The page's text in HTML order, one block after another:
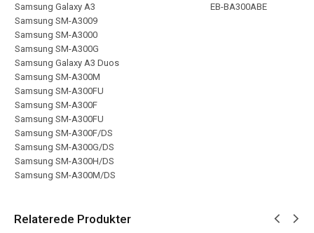
Samsung Galaxy A3
Samsung SM-A3009
Samsung SM-A3000
Samsung SM-A300G
Samsung Galaxy A3 Duos
Samsung SM-A300M
Samsung SM-A300FU
Samsung SM-A300F
Samsung SM-A300FU
Samsung SM-A300F/DS
Samsung SM-A300G/DS
Samsung SM-A300H/DS
Samsung SM-A300M/DS
EB-BA300ABE
Relaterede Produkter